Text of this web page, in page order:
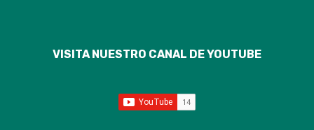
VISITA NUESTRO CANAL DE YOUTUBE